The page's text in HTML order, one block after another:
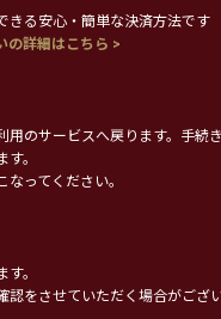
きる安心・簡単な決済方法です
の詳細はこちら >
のサービスへ戻ります。手続
。
ってください。
。
をさせていただく場合がござい